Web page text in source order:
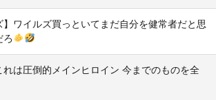
】ワイルズ買っといてまだ自分を健常者だと思
ろ
れは圧倒的メインヒロイン 今までのものを全